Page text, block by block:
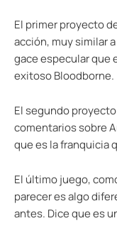
El primer proyecto
acción, muy similar
gace especular que
exitoso Bloodborne.
El segundo
comentarios sobre
que es la franquicia
El último juego,
parecer es algo
antes. Dice que es